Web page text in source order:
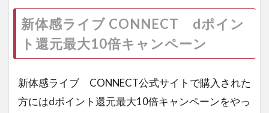
新体感ライブ CONNECT dポイン
ト還元最大10倍キャンペーン
新体感ライブ CONNECT公式サイトで購入された
方にはdポイント還元最大10倍キャンペーンをやっ